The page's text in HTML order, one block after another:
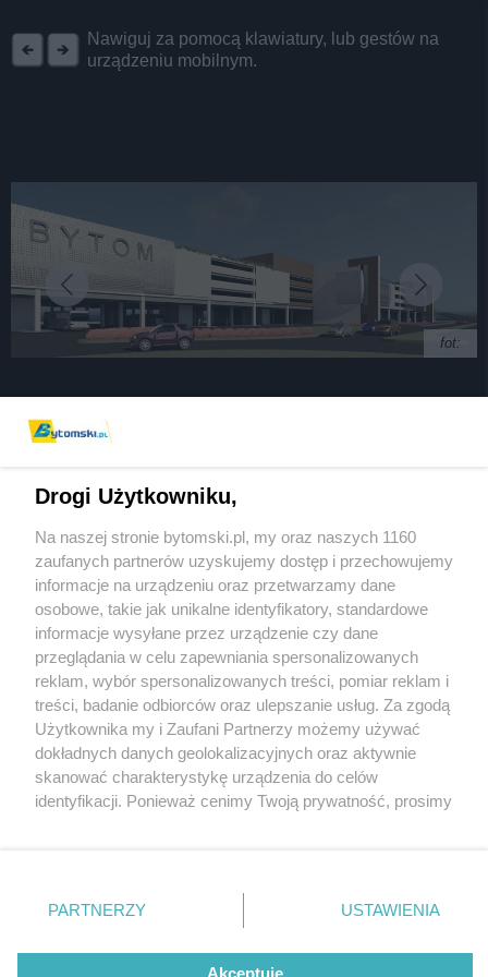
Nawiguj za pomocą klawiatury, lub gestów na
urządzeniu mobilnym.
fot:
2 / 18
Byt centrum
przesiadkowe02
Wydawca mediów lokalnych
Nie zapomnij
zapoznać się z:
polityką prywatności regulamin korzystania z portali
Twojemiasto
Piekary Śląskie
Chorzów
Tarnowskie Góry
Gliwice
Skontakuj sięz nami
Kontakt
Wydawca
Pogoda
Drogi Użytkowniku,
Na naszej stronie bytomski.pl, my oraz naszych 1160
zaufanych partnerów uzyskujemy dostęp i przechowujemy
informacje na urządzeniu oraz przetwarzamy dane
osobowe, takie jak unikalne identyfikatory, standardowe
informacje wysyłane przez urządzenie czy dane
przeglądania w celu zapewniania spersonalizowanych
reklam, wybór spersonalizowanych treści, pomiar reklam i
treści, badanie odbiorców oraz ulepszanie usług. Za zgodą
Użytkownika my i Zaufani Partnerzy możemy używać
dokładnych danych geolokalizacyjnych oraz aktywnie
skanować charakterystykę urządzenia do celów
identyfikacji. Ponieważ cenimy Twoją prywatność, prosimy
prywatności znajdujący się w lewym dolnym rogu strony
. Niektóre rodzaje przetwarzania danych nie wymagają
zgody użytkownika, ale masz prawo sprzeciwić się
takiemu przetwarzaniu. Preferencje będą miały
PARTNERZY USTAWIENIA
Akceptuję